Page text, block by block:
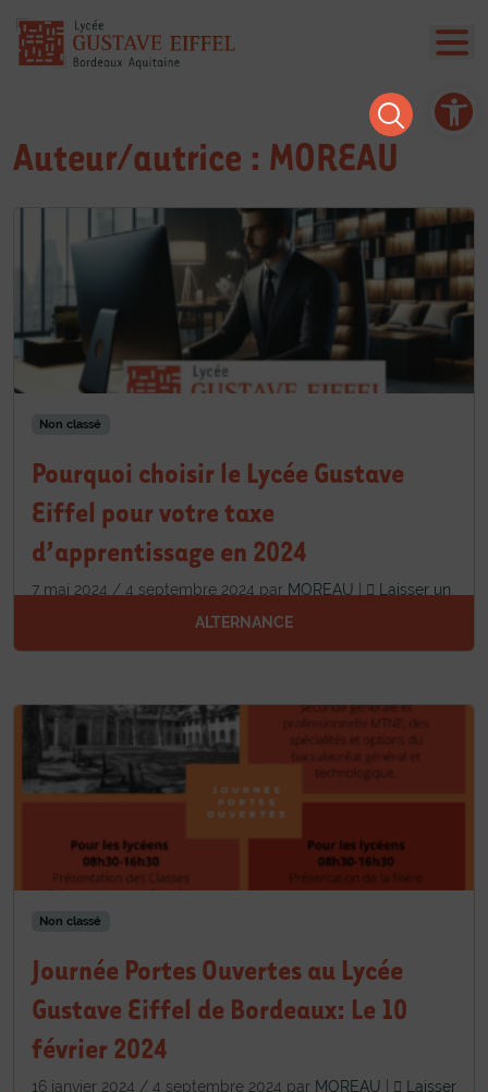
Ouvrir la barre d’outils
Auteur/autrice : MOREAU
Non classé
Pourquoi choisir le Lycée Gustave
Eiffel pour votre taxe
d’apprentissage en 2024
7 mai 2024 / 4 septembre 2024 par MOREAU
Laisser un
ALTERNANCE
Non classé
Journée Portes Ouvertes au Lycée
Gustave Eiffel de Bordeaux: Le 10
février 2024
16 janvier 2024 / 4 septembre 2024 par MOREAU
Laisser